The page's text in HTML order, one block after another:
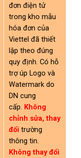
đơn điện tử
trong kho mẫu
hóa đơn của
Viettel đã thiết
lập theo đúng
quy định. Có hỗ
trợ úp Logo và
Watermark do
DN cung
cấp. Không
chỉnh sửa, thay
đổi trường
thông tin.
Không thay đổi